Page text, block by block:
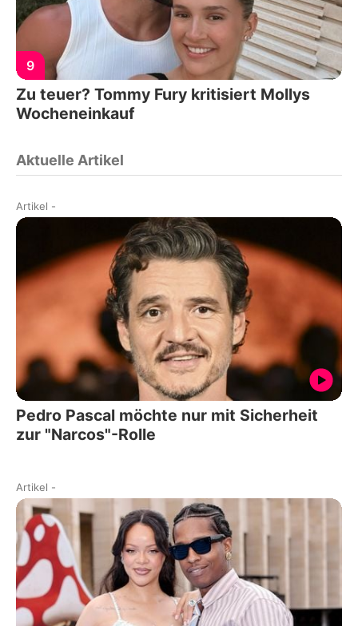
9
Zu teuer? Tommy Fury kritisiert Mollys
Wocheneinkauf
Aktuelle Artikel
Artikel -
Pedro Pascal möchte nur mit Sicherheit
zur "Narcos"-Rolle
Artikel -